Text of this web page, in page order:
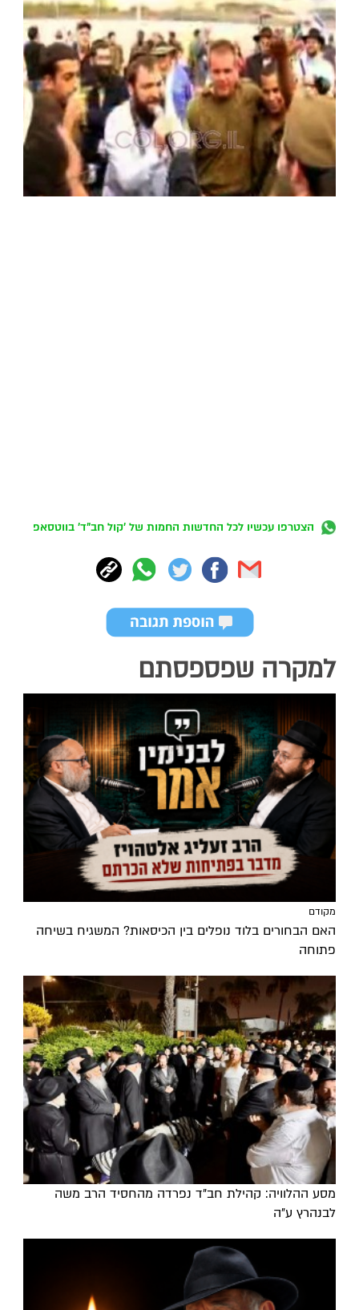
הצטרפו עכשיו לכל החדשות החמות של 'קול חב"ד' בווטסאפ
למקרה שפספסתם
מקודם
האם הבחורים בלוד נופלים בין הכיסאות? המשגיח בשיחה
פתוחה
מסע ההלוויה: קהילת חב"ד נפרדה מהחסיד הרב משה
לבנהרץ ע"ה